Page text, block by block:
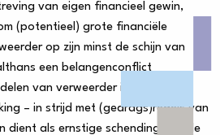
van eigen financieel gewin,
(potentieel) grote financiële
op zijn minst de schijn van
een belangenconflict
van verweerder is – in ieder
– in strijd met (gedrags)regels van
dient als ernstige schending van de